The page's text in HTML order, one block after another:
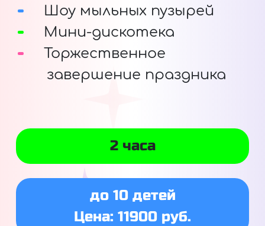
Шоу мыльных пузырей
Мини-дискотека
Торжественное
завершение праздника
2 часа
до 10 детей
Цена: 11900 руб.